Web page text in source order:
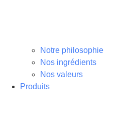
Notre philosophie
Nos ingrédients
Nos valeurs
Produits